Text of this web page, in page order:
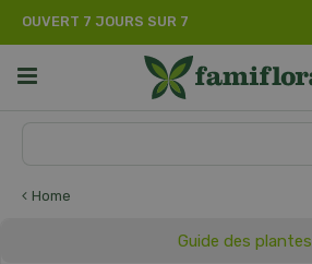
Home
OUVERT 7 JOURS SUR 7
Guide des plantes